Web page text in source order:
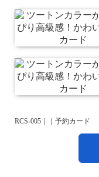
RCS-005｜｜予約カード